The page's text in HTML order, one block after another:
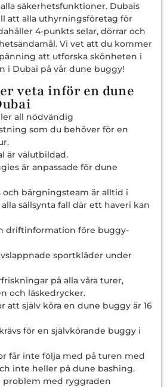
säkerhetsfunktioner. Dubais
att alla uthyrningsföretag för
4-punkts selar, dörrar och
Vi vet att du kommer
att utforska skönheten i
i Dubai på vår dune buggy!
veta inför en dune
all nödvändig
som du behöver för en
är välutbildad.
är anpassade för dune
och bärgningsteam är alltid i
sällsynta fall där ett haveri kan
driftinformation före buggy-
sportkläder under
på alla våra turer,
och läskedrycker.
att själv köra en dune buggy är 16
för en självkörande buggy i
får inte följa med på turen med
inte heller på dune bashing.
problem med ryggraden